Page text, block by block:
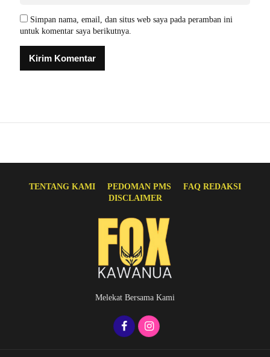
Simpan nama, email, dan situs web saya pada peramban ini
untuk komentar saya berikutnya.
TENTANG KAMI PEDOMAN PMS
FAQ REDAKSI
DISCLAIMER
Melekat Bersama Kami